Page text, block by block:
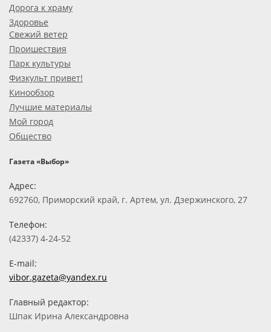
Дорога к храму
Здоровье
Свежий ветер
Проишествия
Парк культуры
Физкульт привет!
Кинообзор
Лучшие материалы
Мой город
Общество
Газета «Выбор»
Адрес:
692760, Приморский край, г. Артем, ул. Дзержинского, 27
Телефон:
(42337) 4-24-52
E-mail:
vibor.gazeta@yandex.ru
Главный редактор:
Шпак Ирина Александровна